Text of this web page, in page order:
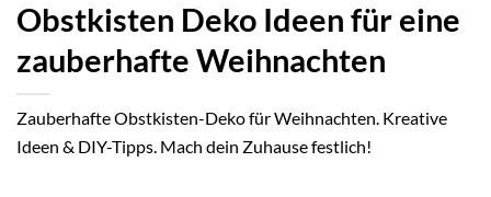
Obstkisten Deko Ideen für eine
zauberhafte Weihnachten
Zauberhafte Obstkisten-Deko für Weihnachten. Kreative
Ideen & DIY-Tipps. Mach dein Zuhause festlich!